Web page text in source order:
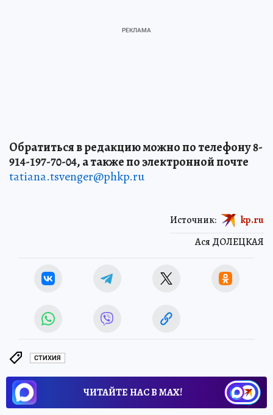
Обратиться в редакцию можно по телефону 8-
914-197-70-04, а также по электронной почте
tatiana.tsvenger@phkp.ru
Ася ДОЛЕЦКАЯ
Источник: kp.ru
СТИХИЯ
ЧИТАЙТЕ НАС В МАХ!